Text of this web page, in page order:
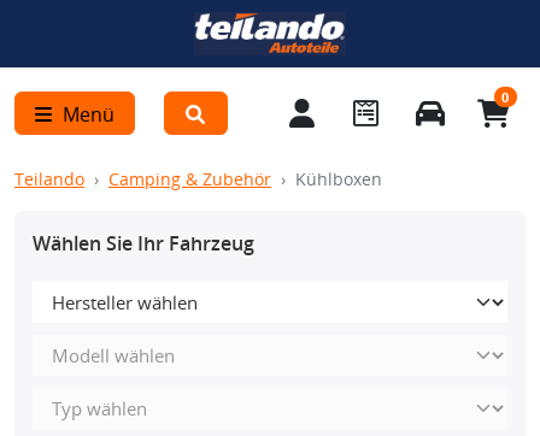
Menü
0
Teilando Camping & Zubehör Kühlboxen
Wählen Sie Ihr Fahrzeug